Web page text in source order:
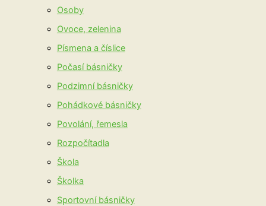
Osoby
Ovoce, zelenina
Písmena a číslice
Počasí básničky
Podzimní básničky
Pohádkové básničky
Povolání, řemesla
Rozpočítadla
Škola
Školka
Sportovní básničky